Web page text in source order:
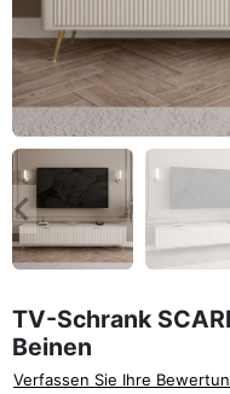
Zurück
TV-Schrank
Beinen
Verfassen Sie Ihre